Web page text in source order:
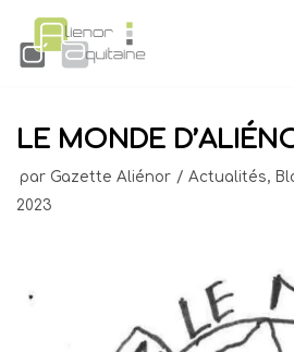
Aller
au
LE MONDE
par Gazette Aliénor Actualités,
2023